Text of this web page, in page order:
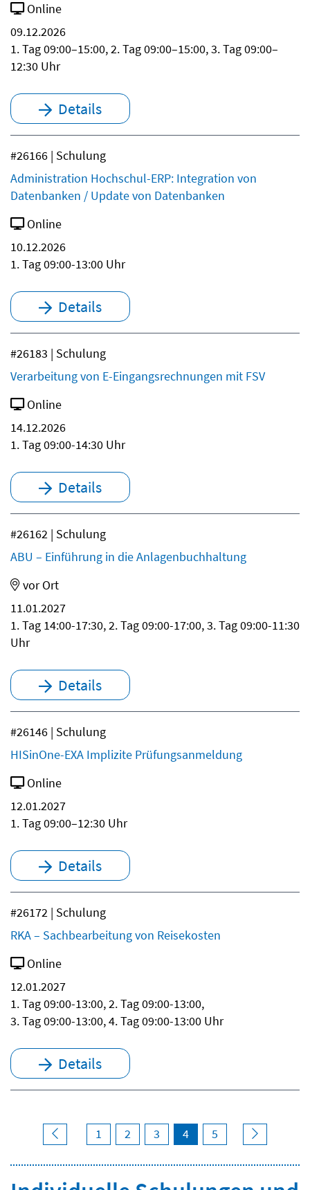
Online
09.12.2026
1. Tag 09:00–15:00, 2. Tag 09:00–15:00, 3. Tag 09:00–
12:30 Uhr
Details
#26166 | Schulung
Administration Hochschul-ERP: Integration von
Datenbanken / Update von Datenbanken
Online
10.12.2026
1. Tag 09:00-13:00 Uhr
Details
#26183 | Schulung
Verarbeitung von E-Eingangsrechnungen mit FSV
Online
14.12.2026
1. Tag 09:00-14:30 Uhr
Details
#26162 | Schulung
ABU – Einführung in die Anlagenbuchhaltung
vor Ort
11.01.2027
1. Tag 14:00-17:30, 2. Tag 09:00-17:00, 3. Tag 09:00-11:30
Uhr
Details
#26146 | Schulung
HISinOne-EXA Implizite Prüfungsanmeldung
Online
12.01.2027
1. Tag 09:00–12:30 Uhr
Details
#26172 | Schulung
RKA – Sachbearbeitung von Reisekosten
Online
12.01.2027
1. Tag 09:00-13:00, 2. Tag 09:00-13:00,
3. Tag 09:00-13:00, 4. Tag 09:00-13:00 Uhr
Details
1 2 3 4 5